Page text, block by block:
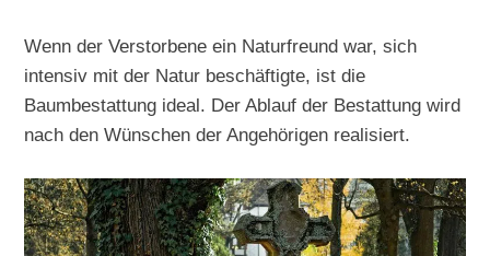
Wenn der Verstorbene ein Naturfreund war, sich
intensiv mit der Natur beschäftigte, ist die
Baumbestattung ideal. Der Ablauf der Bestattung wird
nach den Wünschen der Angehörigen realisiert.